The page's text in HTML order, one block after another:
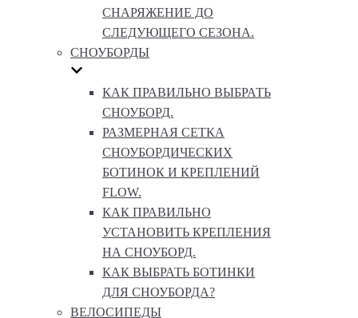
СНАРЯЖЕНИЕ ДО
СЛЕДУЮЩЕГО СЕЗОНА.
СНОУБОРДЫ
КАК ПРАВИЛЬНО ВЫБРАТЬ
СНОУБОРД.
РАЗМЕРНАЯ СЕТКА
СНОУБОРДИЧЕСКИХ
БОТИНОК И КРЕПЛЕНИЙ
FLOW.
КАК ПРАВИЛЬНО
УСТАНОВИТЬ КРЕПЛЕНИЯ
НА СНОУБОРД.
КАК ВЫБРАТЬ БОТИНКИ
ДЛЯ СНОУБОРДА?
ВЕЛОСИПЕДЫ